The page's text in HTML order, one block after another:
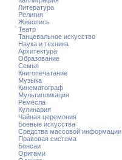
Литература
Религия
Живопись
Театр
Танцевальное искусство
Наука и техника
Архитектура
Образование
Семья
Книгопечатание
Музыка
Кинематограф
Мультипликация
Ремёсла
Кулинария
Чайная церемония
Боевые искусства
Средства массовой информации
Правовая система
Бонсаи
Оригами